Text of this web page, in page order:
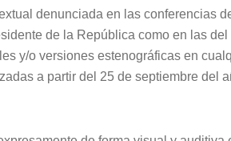
denunciada en las conferencias
de la República como en las
y/o versiones estenográficas en
a partir del 25 de septiembre del